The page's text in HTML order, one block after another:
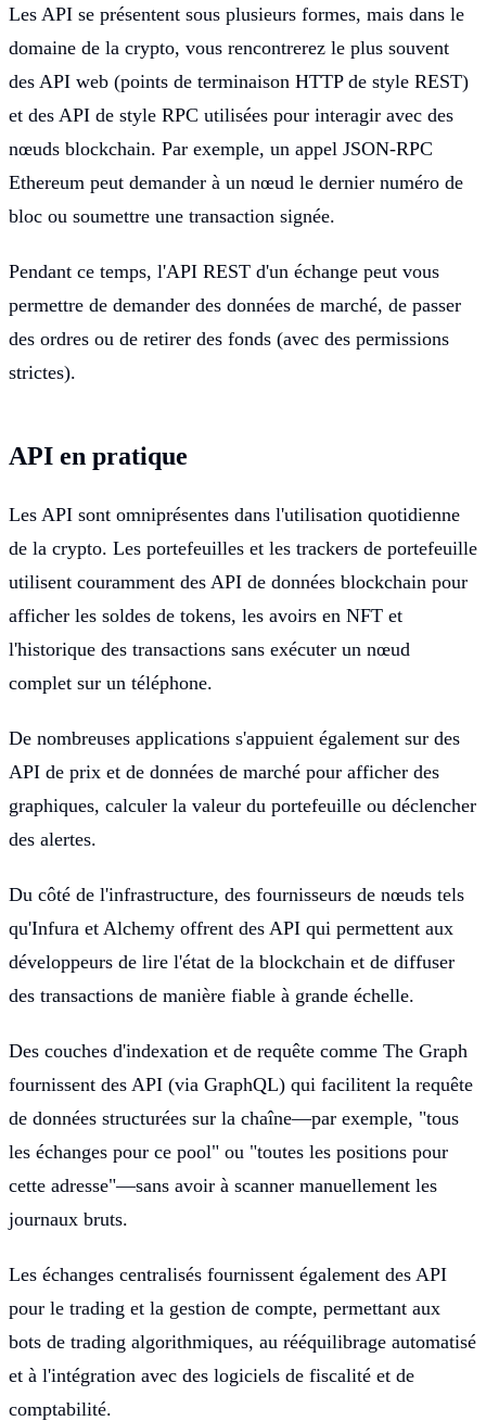
Les API se présentent sous plusieurs formes, mais dans le
domaine de la crypto, vous rencontrerez le plus souvent
des API web (points de terminaison HTTP de style REST)
et des API de style RPC utilisées pour interagir avec des
nœuds blockchain. Par exemple, un appel JSON-RPC
Ethereum peut demander à un nœud le dernier numéro de
bloc ou soumettre une transaction signée.
Pendant ce temps, l'API REST d'un échange peut vous
permettre de demander des données de marché, de passer
des ordres ou de retirer des fonds (avec des permissions
strictes).
API en pratique
Les API sont omniprésentes dans l'utilisation quotidienne
de la crypto. Les portefeuilles et les trackers de portefeuille
utilisent couramment des API de données blockchain pour
afficher les soldes de tokens, les avoirs en NFT et
l'historique des transactions sans exécuter un nœud
complet sur un téléphone.
De nombreuses applications s'appuient également sur des
API de prix et de données de marché pour afficher des
graphiques, calculer la valeur du portefeuille ou déclencher
des alertes.
Du côté de l'infrastructure, des fournisseurs de nœuds tels
qu'Infura et Alchemy offrent des API qui permettent aux
développeurs de lire l'état de la blockchain et de diffuser
des transactions de manière fiable à grande échelle.
Des couches d'indexation et de requête comme The Graph
fournissent des API (via GraphQL) qui facilitent la requête
de données structurées sur la chaîne—par exemple, "tous
les échanges pour ce pool" ou "toutes les positions pour
cette adresse"—sans avoir à scanner manuellement les
journaux bruts.
Les échanges centralisés fournissent également des API
pour le trading et la gestion de compte, permettant aux
bots de trading algorithmiques, au rééquilibrage automatisé
et à l'intégration avec des logiciels de fiscalité et de
comptabilité.